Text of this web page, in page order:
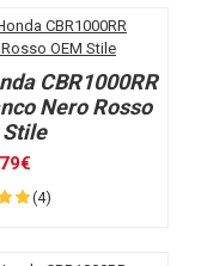
CBR1000RR
Nero Rosso
Stile
(4)